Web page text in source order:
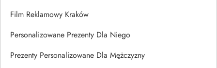
Film Reklamowy Kraków
Personalizowane Prezenty Dla Niego
Prezenty Personalizowane Dla Mężczyzny